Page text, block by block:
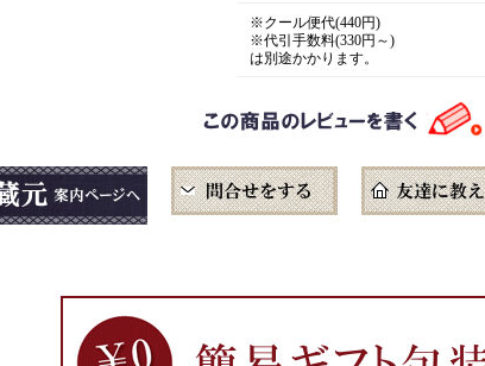
※クール便代(440円)
※代引手数料(330円～)
は別途かかります。